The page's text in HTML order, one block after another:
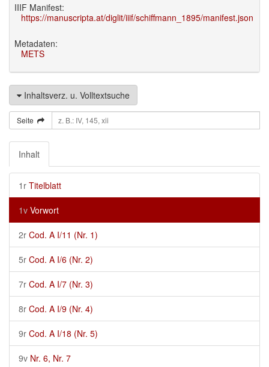
IIIF Manifest:
https://manuscripta.at/diglit/iiif/schiffmann_1895/manifest.json
Metadaten:
METS
Inhaltsverz. u. Volltextsuche
Seite
Inhalt
1r Titelblatt
1v Vorwort
2r Cod. A I/11 (Nr. 1)
5r Cod. A I/6 (Nr. 2)
7r Cod. A I/7 (Nr. 3)
8r Cod. A I/9 (Nr. 4)
9r Cod. A I/18 (Nr. 5)
9v Nr. 6, Nr. 7